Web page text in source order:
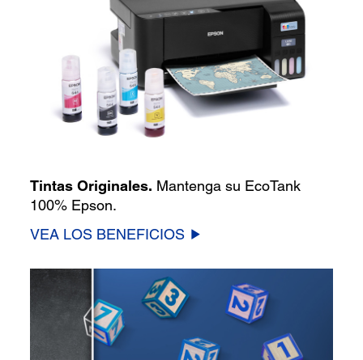
Tintas Originales. Mantenga su EcoTank
100% Epson.
VEA LOS BENEFICIOS